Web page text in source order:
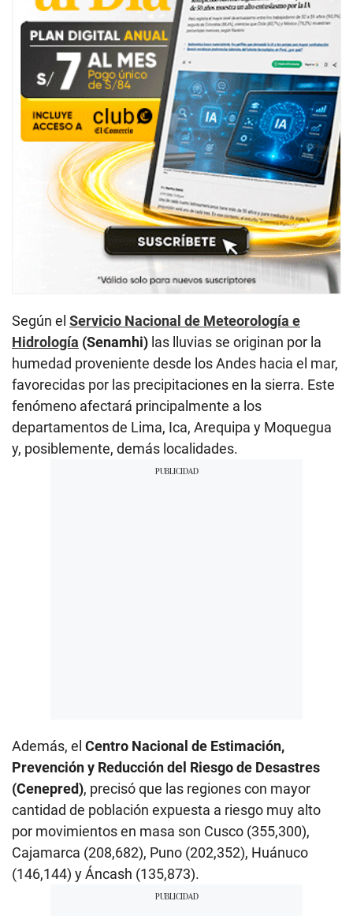
Según el Servicio Nacional de Meteorología e
Hidrología (Senamhi) las lluvias se originan por la
humedad proveniente desde los Andes hacia el mar,
favorecidas por las precipitaciones en la sierra. Este
fenómeno afectará principalmente a los
departamentos de Lima, Ica, Arequipa y Moquegua
y, posiblemente, demás localidades.
Además, el Centro Nacional de Estimación,
Prevención y Reducción del Riesgo de Desastres
(Cenepred), precisó que las regiones con mayor
cantidad de población expuesta a riesgo muy alto
por movimientos en masa son Cusco (355,300),
Cajamarca (208,682), Puno (202,352), Huánuco
(146,144) y Áncash (135,873).